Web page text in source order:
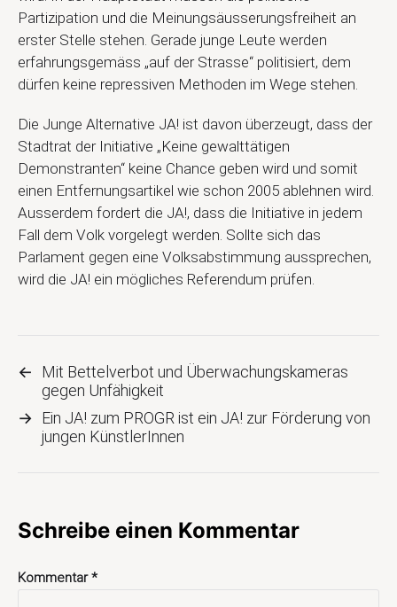
Partizipation und die Meinungsäusserungsfreiheit an
erster Stelle stehen. Gerade junge Leute werden
erfahrungsgemäss „auf der Strasse“ politisiert, dem
dürfen keine repressiven Methoden im Wege stehen.
Die Junge Alternative JA! ist davon überzeugt, dass der
Stadtrat der Initiative „Keine gewalttätigen
Demonstranten“ keine Chance geben wird und somit
einen Entfernungsartikel wie schon 2005 ablehnen wird.
Ausserdem fordert die JA!, dass die Initiative in jedem
Fall dem Volk vorgelegt werden. Sollte sich das
Parlament gegen eine Volksabstimmung aussprechen,
wird die JA! ein mögliches Referendum prüfen.
←
Mit Bettelverbot und Überwachungskameras
gegen Unfähigkeit
→ Ein JA! zum PROGR ist ein JA! zur Förderung von
jungen KünstlerInnen
Schreibe einen Kommentar
Kommentar*